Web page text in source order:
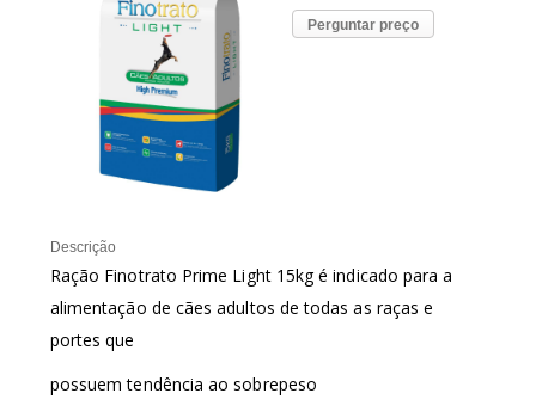
Perguntar preço
Descrição
Ração Finotrato Prime Light 15kg é indicado para a
alimentação de cães adultos de todas as raças e
portes que
possuem tendência ao sobrepeso